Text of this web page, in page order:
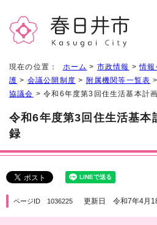
現在の位置： ホーム > 市政情報 >情報
護 > 会議公開制度 > 附属機関等一覧表 >
協議会 > 令和6年度第3回住生活基本計
令和6年度第3回住生活基本
録
ページID 1036225 更新日 令和7年4月